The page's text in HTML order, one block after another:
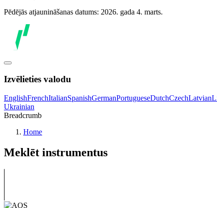
Pēdējās atjaunināšanas datums: 2026. gada 4. marts.
Izvēlieties valodu
EnglishFrenchItalianSpanishGermanPortugueseDutchCzechLatvian
Ukrainian
Breadcrumb
Home
Meklēt instrumentus